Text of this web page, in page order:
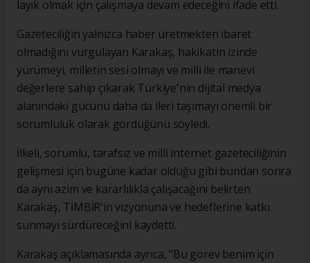
layık olmak için çalışmaya devam edeceğini ifade etti.
Gazeteciliğin yalnızca haber üretmekten ibaret
olmadığını vurgulayan Karakaş, hakikatin izinde
yürümeyi, milletin sesi olmayı ve milli ile manevi
değerlere sahip çıkarak Türkiye'nin dijital medya
alanındaki gücünü daha da ileri taşımayı önemli bir
sorumluluk olarak gördüğünü söyledi.
İlkeli, sorumlu, tarafsız ve milli internet gazeteciliğinin
gelişmesi için bugüne kadar olduğu gibi bundan sonra
da aynı azim ve kararlılıkla çalışacağını belirten
Karakaş, TİMBİR'in vizyonuna ve hedeflerine katkı
sunmayı sürdüreceğini kaydetti.
Karakaş açıklamasında ayrıca, "Bu görev benim için